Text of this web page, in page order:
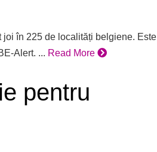
în 225 de localități belgiene. Este
Alert. ... Read More
pentru